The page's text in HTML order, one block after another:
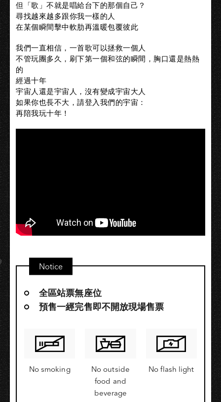
但「歌」不就是唱給台下的那個自己？
尋找越來越多跟你我一樣的人
在某個瞬間擊中軟肋再溫暖包覆彼此
我們一直相信，一首歌可以拯救一個人
不管玩團多久，刷下第一個和弦的瞬間，胸口還是熱熱
的
經過十年
宇宙人還是宇宙人，沒有變成宇宙大人
如果你也長不大，請登入我們的宇宙：
再陪我玩十年！
Notice
全區站票無座位
預售一經完售即不開放現場售票
No smoking
No outside
food and
beverage
No flash light